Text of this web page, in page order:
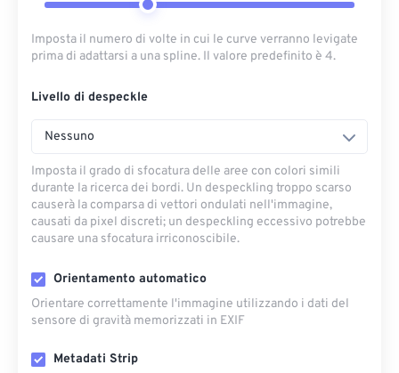
Imposta il numero di volte in cui le curve verranno levigate
prima di adattarsi a una spline. Il valore predefinito è 4.
Livello di despeckle
Nessuno
Imposta il grado di sfocatura delle aree con colori simili
durante la ricerca dei bordi. Un despeckling troppo scarso
causerà la comparsa di vettori ondulati nell'immagine,
causati da pixel discreti; un despeckling eccessivo potrebbe
causare una sfocatura irriconoscibile.
Orientamento automatico
Orientare correttamente l'immagine utilizzando i dati del
sensore di gravità memorizzati in EXIF
Metadati Strip